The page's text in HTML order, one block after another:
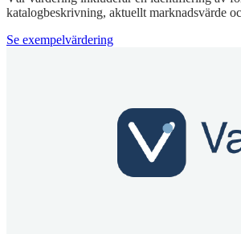
katalogbeskrivning, aktuellt marknadsvärde
Se exempelvärdering